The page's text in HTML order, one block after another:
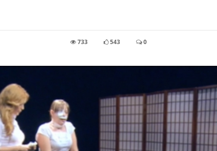
733 543 0